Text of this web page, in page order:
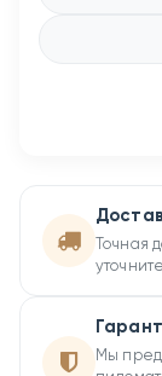
Точная
Мы